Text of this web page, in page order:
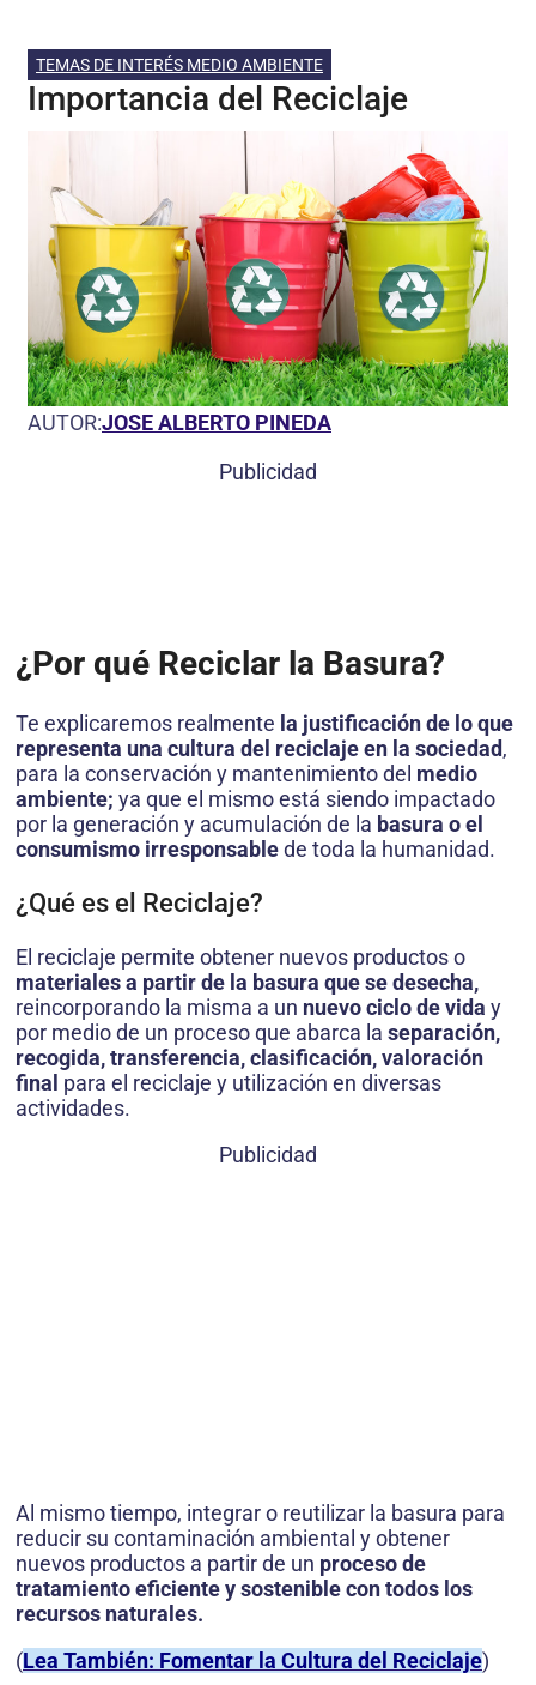
TEMAS DE INTERÉS MEDIO AMBIENTE
Importancia del Reciclaje
AUTOR:JOSE ALBERTO PINEDA
Publicidad
¿Por qué Reciclar la Basura?
Te explicaremos realmente la justificación de lo que
representa una cultura del reciclaje en la sociedad,
para la conservación y mantenimiento del medio
ambiente; ya que el mismo está siendo impactado
por la generación y acumulación de la basura o el
consumismo irresponsablede toda la humanidad.
¿Qué es el Reciclaje?
El reciclaje permite obtener nuevos productos o
materiales a partir de la basura que se desecha,
reincorporando la misma a un nuevo ciclo de vida y
por medio de un proceso que abarca la separación,
recogida, transferencia, clasificación, valoración
final para el reciclaje y utilización en diversas
actividades.
Publicidad
Al mismo tiempo, integrar o reutilizar la basura para
reducir su contaminación ambiental y obtener
nuevos productos a partir de un proceso de
tratamiento eficiente y sostenible con todos los
recursos naturales.
(Lea También: Fomentar la Cultura del Reciclaje)